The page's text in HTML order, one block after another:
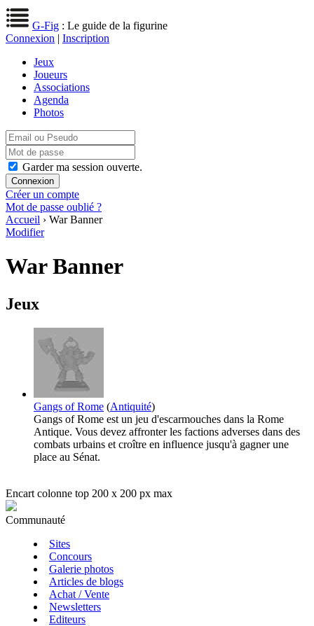
G-Fig : Le guide de la figurine
Connexion | Inscription
Jeux
Joueurs
Associations
Agenda
Photos
Garder ma session ouverte.
Créer un compte
Mot de passe oublié ?
Accueil › War Banner
Modifier
War Banner
Jeux
Gangs of Rome (Antiquité)
Gangs of Rome est un jeu d'escarmouches dans la Rome
Antique. Vous devez affronter les factions adverses dans des
combats urbains et croître en influence jusqu'à gagner une
place au Sénat.
Encart colonne top 200 x 200 px max
Communauté
Sites
Concours
Galerie photos
Articles de blogs
Achat / Vente
Newsletters
Editeurs